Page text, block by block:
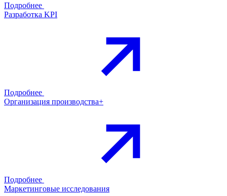
Подробнее
Разработка KPI
Подробнее
Организация производства+
Подробнее
Маркетинговые исследования